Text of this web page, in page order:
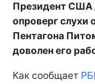
Президент США
опроверг слухи
Пентагона
доволен его
Как сообщает